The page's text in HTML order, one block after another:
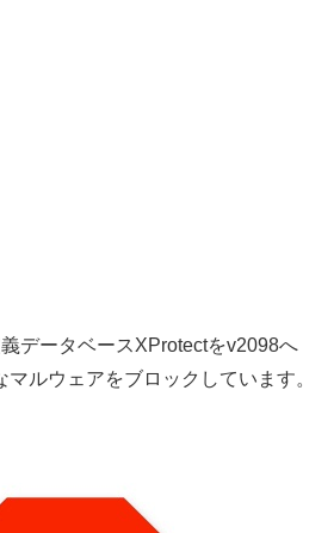
データベースXProtectをv2098へ
ルウェアをブロックしています。